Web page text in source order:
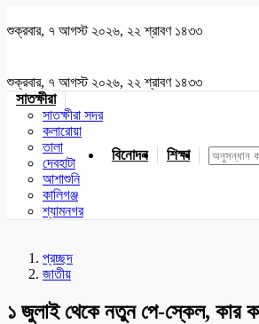
শুক্রবার, ৭ আগস্ট ২০২৬, ২২ শ্রাবণ ১৪৩৩
শুক্রবার, ৭ আগস্ট ২০২৬, ২২ শ্রাবণ ১৪৩৩
সাতক্ষীরা
সাতক্ষীরা সদর
কলারোয়া
তালা
দেবহাটা
আশাশুনি
কালিগঞ্জ
শ্যামনগর
বিনোদন শিক্ষা খেলাধুলা
প্রচ্ছদ
জাতীয়
১ জুলাই থেকে নতুন পে-স্কেল, কার